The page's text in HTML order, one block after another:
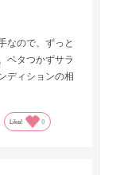
なので、ずっと
ベタつかずサラ
ディションの相
Like! 0